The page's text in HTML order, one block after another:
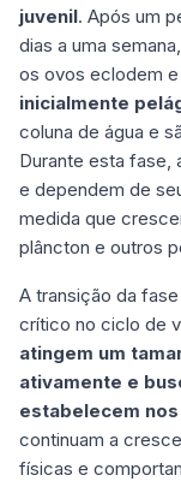
juvenil. Após um
dias a uma
os ovos eclodem
inicialmente
coluna de água e
Durante esta fase,
e dependem de
medida que
plâncton e outros
A transição da
crítico no ciclo de
atingem um
ativamente e
estabelecem
continuam a
físicas e